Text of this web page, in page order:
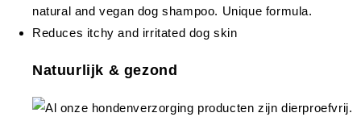
Natuurlijk & gezond